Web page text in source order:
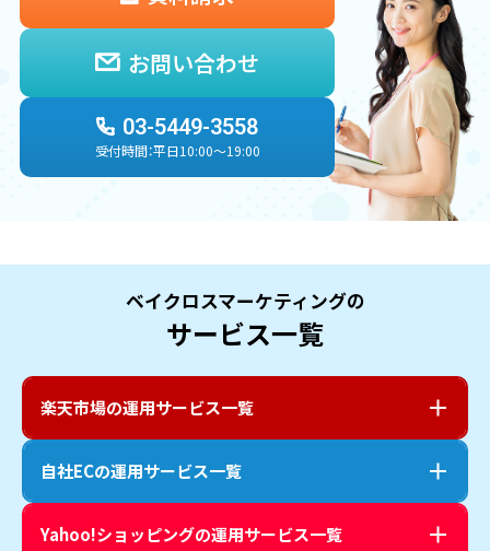
03-5449-3558
受付時間：平日10:00〜19:00
お問い合わせ
ベイクロスマーケティングの
サービス一覧
楽天市場の運用サービス一覧
自社ECの運用サービス一覧
Yahoo!ショッピングの運用サービス一覧